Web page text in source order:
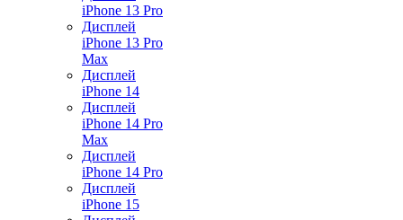
iPhone 13 Pro
Дисплей
iPhone 13 Pro
Max
Дисплей
iPhone 14
Дисплей
iPhone 14 Pro
Max
Дисплей
iPhone 14 Pro
Дисплей
iPhone 15